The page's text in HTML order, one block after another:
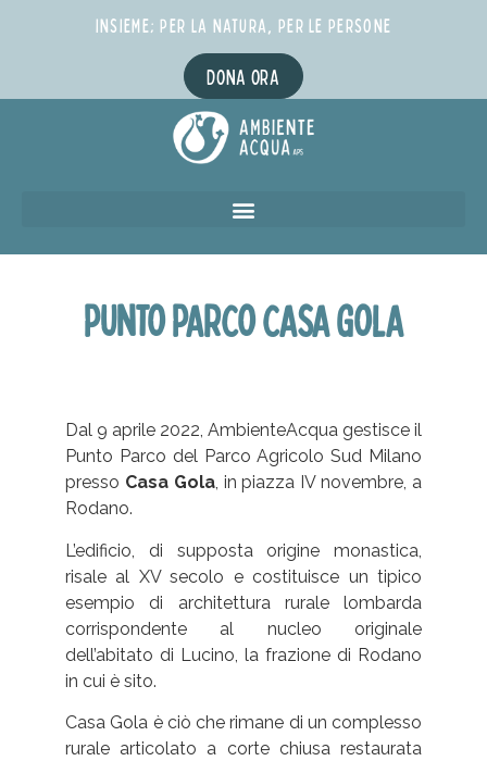
INSIEME; PER LA NATURA, PER LE PERSONE
DONA ORA
PUNTO PARCO CASA GOLA
Dal 9 aprile 2022, AmbienteAcqua gestisce il
Punto Parco del Parco Agricolo Sud Milano
presso Casa Gola, in piazza IV novembre, a
Rodano.
L’edificio, di supposta origine monastica,
risale al XV secolo e costituisce un tipico
esempio di architettura rurale lombarda
corrispondente al nucleo originale
dell’abitato di Lucino, la frazione di Rodano
in cui è sito.
Casa Gola è ciò che rimane di un complesso
rurale articolato a corte chiusa restaurata